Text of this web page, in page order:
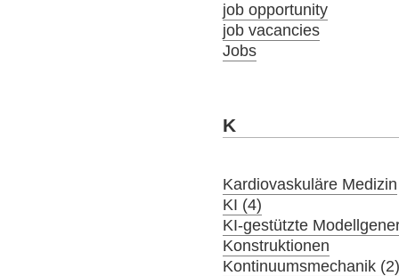
job opportunity
job vacancies
Jobs
K
Kardiovaskuläre Medizin
KI (4)
KI-gestützte
Konstruktionen
Kontinuumsmechanik